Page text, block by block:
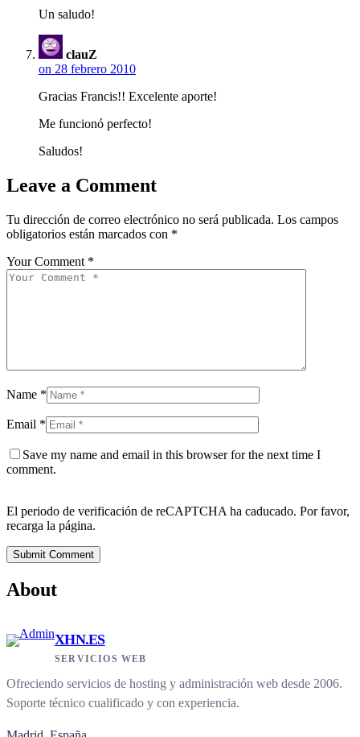
Un saludo!
clauZ
on 28 febrero 2010
Gracias Francis!! Excelente aporte!
Me funcionó perfecto!
Saludos!
Leave a Comment
Tu dirección de correo electrónico no será publicada. Los campos
obligatorios están marcados con *
Your Comment *
Name *
Email *
Save my name and email in this browser for the next time I
comment.
El periodo de verificación de reCAPTCHA ha caducado. Por favor,
recarga la página.
Submit Comment
About
XHN.ES
SERVICIOS WEB
Ofreciendo servicios de hosting y administración web desde 2006.
Soporte técnico cualificado y con experiencia.